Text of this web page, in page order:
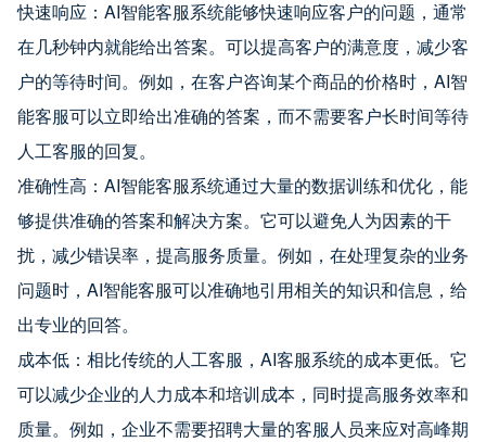
快速响应：AI智能客服系统能够快速响应客户的问题，通常
在几秒钟内就能给出答案。可以提高客户的满意度，减少客
户的等待时间。例如，在客户咨询某个商品的价格时，AI智
能客服可以立即给出准确的答案，而不需要客户长时间等待
人工客服的回复。
准确性高：AI智能客服系统通过大量的数据训练和优化，能
够提供准确的答案和解决方案。它可以避免人为因素的干
扰，减少错误率，提高服务质量。例如，在处理复杂的业务
问题时，AI智能客服可以准确地引用相关的知识和信息，给
出专业的回答。
成本低：相比传统的人工客服，AI客服系统的成本更低。它
可以减少企业的人力成本和培训成本，同时提高服务效率和
质量。例如，企业不需要招聘大量的客服人员来应对高峰期